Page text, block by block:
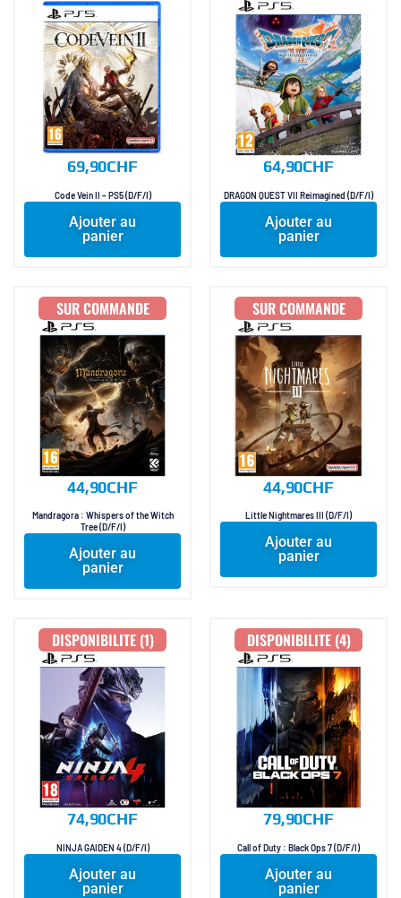
69,90CHF
Code Vein II – PS5 (D/F/I)
Ajouter au
panier
64,90CHF
DRAGON QUEST VII Reimagined (D/F/I)
Ajouter au
panier
SUR COMMANDE
44,90CHF
Mandragora : Whispers of the Witch
Tree (D/F/I)
Ajouter au
panier
SUR COMMANDE
44,90CHF
Little Nightmares III (D/F/I)
Ajouter au
panier
DISPONIBILITE (1)
74,90CHF
NINJA GAIDEN 4 (D/F/I)
Ajouter au
panier
DISPONIBILITE (4)
79,90CHF
Call of Duty : Black Ops 7 (D/F/I)
Ajouter au
panier